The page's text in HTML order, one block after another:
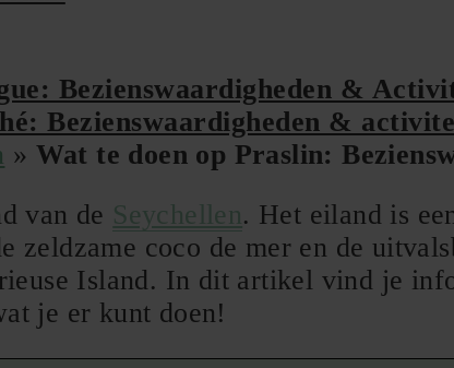
Bezienswaardigheden &
Bezienswaardigheden &
» Wat te doen op Praslin:
van de Seychellen. Het eiland is
zeldzame coco de mer en de
Island. In dit artikel vind je
je er kunt doen!